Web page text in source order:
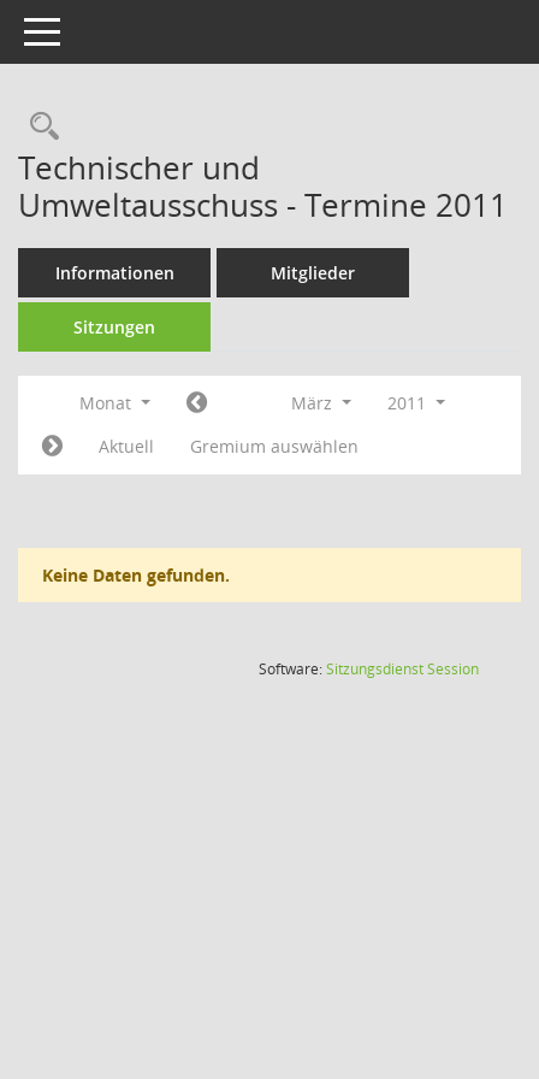
Toggle navigation
Technischer und
Umweltausschuss - Termine 2011
Informationen Mitglieder
Sitzungen
Monat März
2011
Aktuell
Gremium auswählen
Keine Daten gefunden.
Software:SitzungsdienstSession(Wird in